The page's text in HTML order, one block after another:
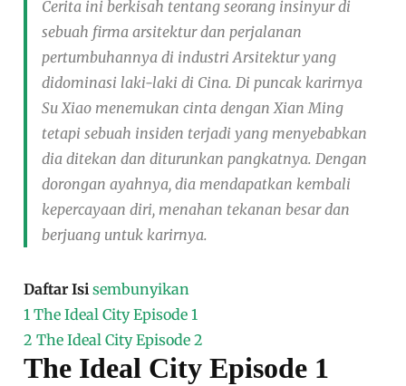
Cerita ini berkisah tentang seorang insinyur di
sebuah firma arsitektur dan perjalanan
pertumbuhannya di industri Arsitektur yang
didominasi laki-laki di Cina. Di puncak karirnya
Su Xiao menemukan cinta dengan Xian Ming
tetapi sebuah insiden terjadi yang menyebabkan
dia ditekan dan diturunkan pangkatnya. Dengan
dorongan ayahnya, dia mendapatkan kembali
kepercayaan diri, menahan tekanan besar dan
berjuang untuk karirnya.
Daftar Isi sembunyikan
1 The Ideal City Episode 1
2 The Ideal City Episode 2
The Ideal City Episode 1